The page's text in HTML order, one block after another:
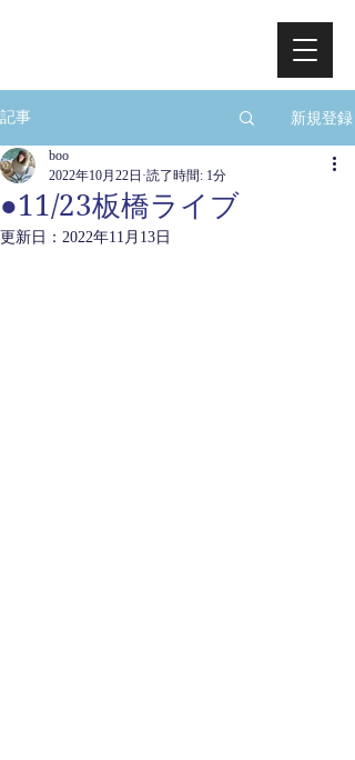
記事 新規登録
●11/23板橋ライブ
boo
2022年10月22日 読了時間: 1分
更新日： 2022年11月13日